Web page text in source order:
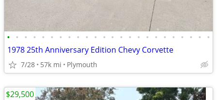
• • • • • • • • • • • • • • • • • • • • • • • •
1978 25th Anniversary Edition Chevy Corvette
7/28 57k mi Plymouth
$29,500